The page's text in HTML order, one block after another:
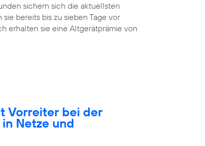
sichern sich die aktuellsten
bereits bis zu sieben Tage vor
erhalten sie eine Altgerätprämie von
Vorreiter bei der
Netze und